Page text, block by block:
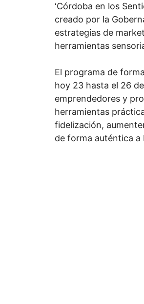
‘Córdoba en los
creado por la
estrategias de
herramientas
El programa de
hoy 23 hasta el 26
emprendedores y
herramientas
fidelización,
de forma auténtica a